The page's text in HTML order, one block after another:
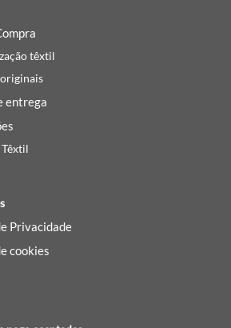
têxtil
entrega
Privacidade
cookies